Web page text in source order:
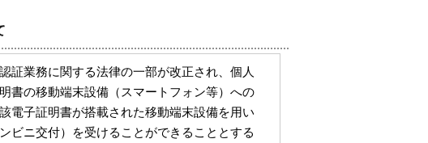
証業務に関する法律の一部が改正され、個人
書の移動端末設備（スマートフォン等）への
電子証明書が搭載された移動端末設備を用い
ビニ交付）を受けることができることとする